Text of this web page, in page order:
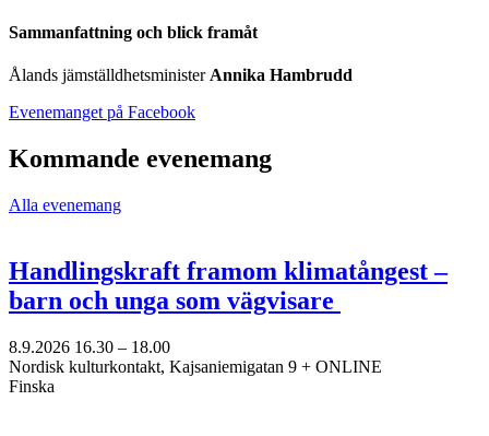
Sammanfattning och blick framåt
Ålands jämställdhetsministerAnnika Hambrudd
Evenemanget på FacebookÖppnas
en
ny
Kommande evenemang
Alla evenemang
Handlingskraft framom klimatångest –
barn och unga som vägvisare
8.9.2026 16.30 – 18.00
Nordisk kulturkontakt, Kajsaniemigatan 9 + ONLINE
Finska